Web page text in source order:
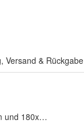
Versand & Rückgabe
160x190 cm und 180x200 cm